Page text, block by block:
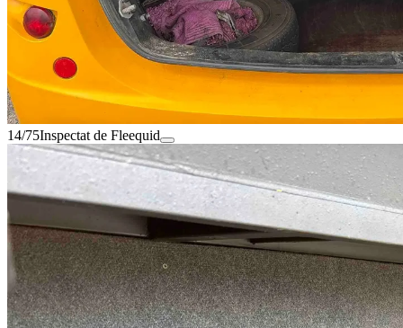
14/75Inspectat de Fleequid